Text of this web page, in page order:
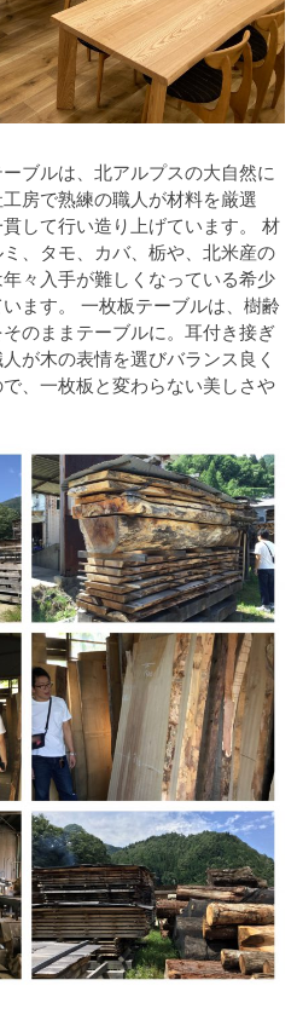
ブルは、北アルプスの大自然に
房で熟練の職人が材料を厳選
して行い造り上げています。
材
、タモ、カバ、栃や、北米産の
々入手が難しくなっている希少
ます。
一枚板テーブルは、樹齢
のままテーブルに。耳付き接ぎ
が木の表情を選びバランス良く
、一枚板と変わらない美しさや